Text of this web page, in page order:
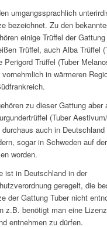
umgangssprachlich
bezeichnet. Zu den
einige Trüffel der
Trüffel, auch Alba Trüffel
Perigord Trüffel (Tuber
in wärmeren
zu dieser Gattung aber
(Tuber
auch in Deutschland
sogar in Schweden auf
worden.
ist in Deutschland in der
geregelt, die
der Gattung Tuber nicht
z.B. benötigt man eine
entnehmen zu dürfen.